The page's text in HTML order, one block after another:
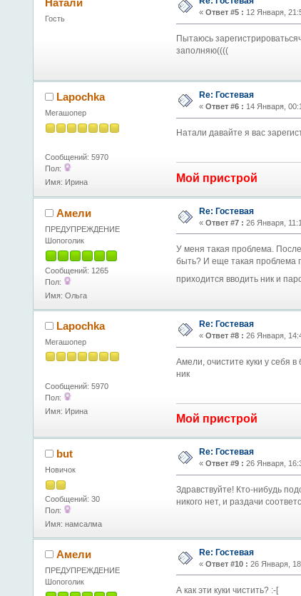
Натали
Гость
« Ответ #5 : 12 Января,
Пытаюсь
заполняю((((
Lapochka
Мегашопер
Сообщений: 5970
Пол:
Имя: Ирина
Re: Гостевая
« Ответ #6 : 14 Января,
Натали давайте я вас
Мой пристрой
Амели
ПРЕДУПРЕЖДЕНИЕ
Шопоголик
Сообщений: 1265
Пол:
Имя: Ольга
Re: Гостевая
« Ответ #7 : 26 Января,
У меня такая проблема.
быть? И еще такая проблема
приходится вводить ник и
Lapochka
Мегашопер
Сообщений: 5970
Пол:
Имя: Ирина
Re: Гостевая
« Ответ #8 : 26 Января,
Амели, очистите куки у себя
ник
Мой пристрой
but
Новичок
Сообщений: 30
Пол:
Имя: намсалма
Re: Гостевая
« Ответ #9 : 26 Января,
Здравствуйте! Кто-нибудь
никого нет, и раздачи
Амели
ПРЕДУПРЕЖДЕНИЕ
Шопоголик
Re: Гостевая
« Ответ #10 : 26 Января,
А как эти куки чистить? :-[